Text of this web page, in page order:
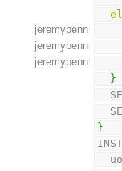
jeremybenn
jeremybenn
jeremybenn
}
}